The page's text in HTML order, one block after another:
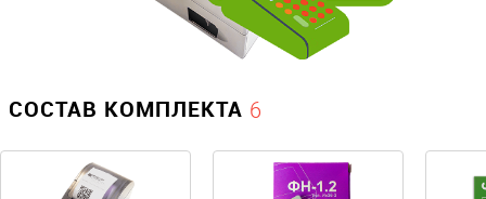
СОСТАВ КОМПЛЕКТА 6